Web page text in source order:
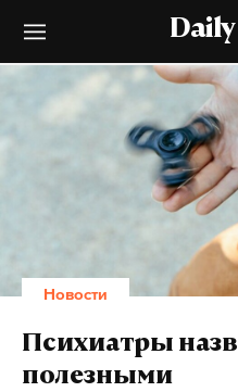
Новости
Психиатры
полезными